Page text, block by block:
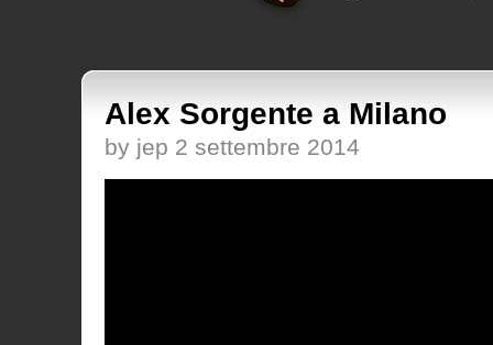
Alex Sorgente a Milano
by jep 2 settembre 2014